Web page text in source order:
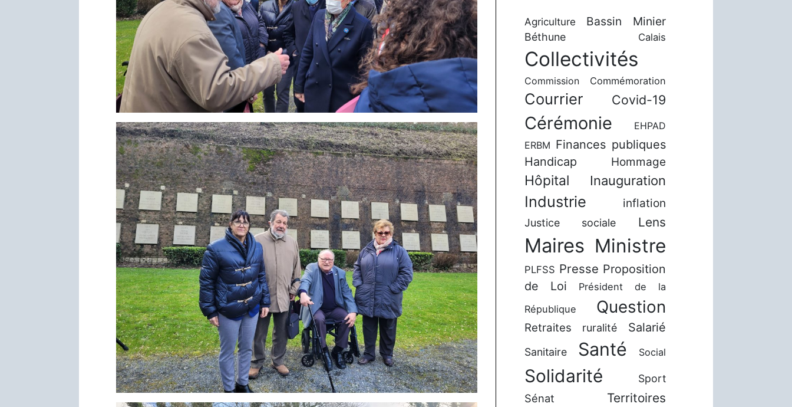
Agriculture Bassin Minier
Béthune Calais
Collectivités
Commission Commémoration
Courrier Covid-19
Cérémonie
EHPAD
ERBM Finances publiques
Handicap
Hommage
Hôpital Inauguration
Industrie inflation
Justice sociale Lens
Maires Ministre
PLFSS Presse Proposition
de Loi
Président de la
République
Question
Retraites ruralité Salarié
Sanitaire Santé Social
Solidarité Sport
Sénat Territoires